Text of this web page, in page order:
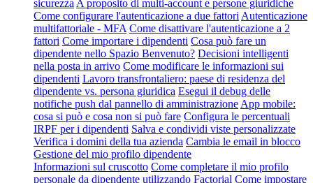
sicurezza A proposito di multi-account e persone giuridiche
Come configurare l'autenticazione a due fattori Autenticazione
multifattoriale - MFA Come disattivare l'autenticazione a 2
fattori Come importare i dipendenti Cosa può fare un
dipendente nello Spazio Benvenuto? Decisioni intelligenti
nella posta in arrivo Come modificare le informazioni sui
dipendenti Lavoro transfrontaliero: paese di residenza del
dipendente vs. persona giuridica Esegui il debug delle
notifiche push dal pannello di amministrazione App mobile:
cosa si può e cosa non si può fare Configura le percentuali
IRPF per i dipendenti Salva e condividi viste personalizzate
Verifica i domini della tua azienda Cambia le email in blocco
Gestione del mio profilo dipendente
Informazioni sul cruscotto Come completare il mio profilo
personale da dipendente utilizzando Factorial Come impostare